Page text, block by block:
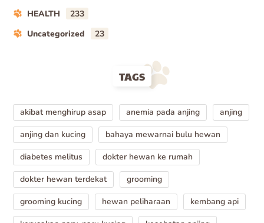
HEALTH
233
Uncategorized
23
TAGS
akibat menghirup asap anemia pada anjing
anjing
anjing dan kucing
bahaya mewarnai bulu hewan
diabetes melitus
dokter hewan ke rumah
dokter hewan terdekat
grooming
grooming kucing
hewan peliharaan
kembang api